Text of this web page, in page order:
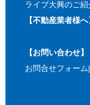
ライブ大興のご紹
【不動産業者様へ
【お問い合わせ】
お問合せフォーム